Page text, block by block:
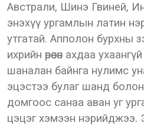
Австрали, Шинэ Гвиней,
энэхүү ургамлын латин
утгатай. Апполон бурхны
ихрийн өрөөсөн ахдаа
шаналан байнга нулимс
эцэстээ булаг шанд
домгоос санаа аван уг
цэцэг хэмээн нэрийджээ.